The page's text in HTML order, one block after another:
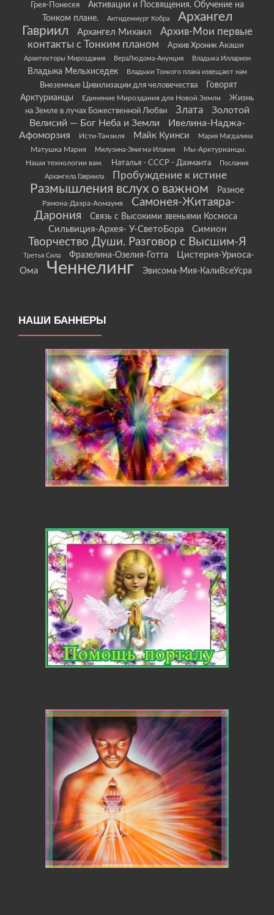
Грея-Понесея
Активации и Посвящения. Обучение на
Тонком плане.
Антидемиург Кобра
Архангел
Гавриил
Архангел Михаил
Архив-Мои первые
контакты с Тонким планом
Архив Хроник Акаши
Архитекторы Мироздания ВераЛюдома-Анунция Владыка Илларион
Владыка Мельхиседек Владыки Тонкого плана извещают нам
Внеземные Цивилизации для человечества
Говорят
Арктурианцы
Единение Мироздания для Новой Земли
Жизнь
на Земле в лучах Божественной Любви
Злата
Золотой
Велисий — Бог Неба и Земли
Ивелина-Наджа-
Афоморзия
Исти-Танзиля Майк Куинси Мария Магдалина
Матушка Мария Милузина-Энигма-Илания
Мы-Арктурианцы.
Наши технологии вам.
Наталья - СССР - Даэманта
Послания
Архангела Гавриила
Пробуждение к истине
Размышления вслух о важном Разное
Рамона-Даэра-Аомаумя
Самонея-Житаяра-
Дарония
Связь с Высокими звеньями Космоса
Сильвиция-Архея- У-СветоБора Симион
Творчество Души. Разговор с Высшим-Я
Третья Сила Фразелина-Озелия-Готта
Цистерия-Уриоса-
Ома
Ченнелинг Эвисома-Мия-КалиВсеУсра
НАШИ БАННЕРЫ